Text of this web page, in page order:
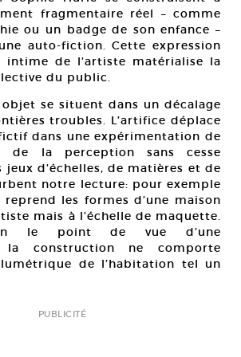
fragmentaire réel – comme
ou un badge de son enfance –
auto-fiction. Cette expression
intime de l’artiste matérialise la
du public.
se situent dans un décalage
troubles. L’artifice déplace
dans une expérimentation de
de la perception sans cesse
jeux d’échelles, de matières et de
notre lecture: pour exemple
reprend les formes d’une maison
mais à l’échelle de maquette.
le point de vue d’une
la construction ne comporte
de l’habitation tel un
PUBLICITÉ